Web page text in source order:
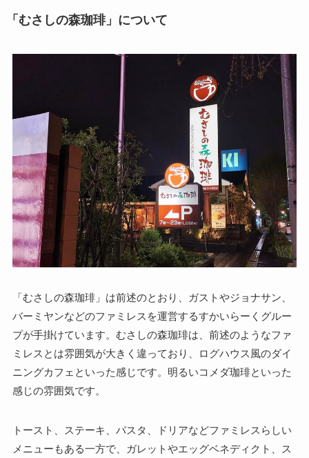
「むさしの森珈琲」について
「むさしの森珈琲」は前述のとおり、ガストやジョナサン、
バーミヤンなどのファミレスを運営するすかいらーくグルー
プが手掛けています。むさしの森珈琲は、前述のようなファ
ミレスとは雰囲気が大きく違っており、ログハウス風のダイ
ニングカフェといった感じです。明るいコメダ珈琲といった
感じの雰囲気です。
トースト、ステーキ、パスタ、ドリアなどファミレスらしい
メニューもある一方で、ガレットやエッグベネディクト、ス